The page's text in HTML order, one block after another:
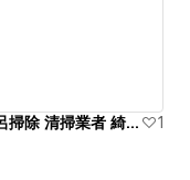
福岡市城南区 浴室クリーニング 風呂掃除 清掃業者 綺麗！
1